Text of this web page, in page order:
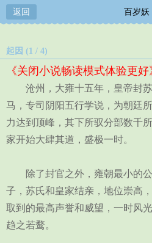
返回 百岁妖
起因 (1 / 4)
《关闭小说畅读模式体验更好
沧州，大雍十五年，皇帝封苏
马，专司阴阳五行学说，为朝廷
力达到顶峰，其下所驭分部数千
家开始大肆其道，盛极一时。
除了封官之外，雍朝最小的公
子，苏氏和皇家结亲，地位崇高
取到的最高声誉和威望，一时风
趋之若鹜。